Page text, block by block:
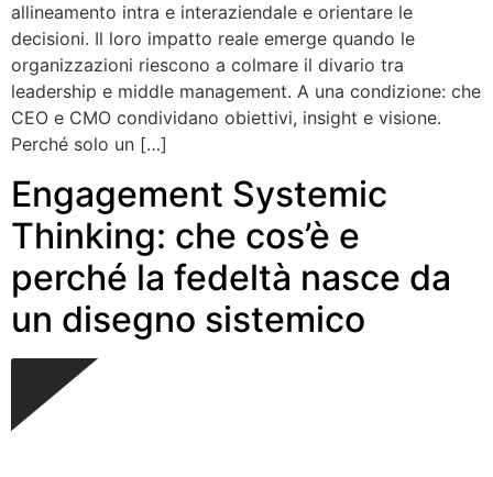
allineamento intra e interaziendale e orientare le
decisioni. Il loro impatto reale emerge quando le
organizzazioni riescono a colmare il divario tra
leadership e middle management. A una condizione: che
CEO e CMO condividano obiettivi, insight e visione.
Perché solo un […]
Engagement Systemic
Thinking: che cos’è e
perché la fedeltà nasce da
un disegno sistemico